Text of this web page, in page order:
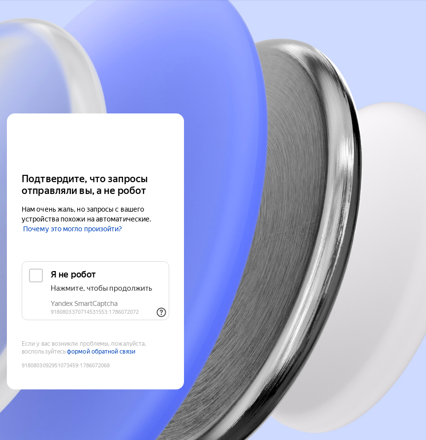
Подтвердите, что запросы
отправляли вы, а не робот
Нам очень жаль, но запросы с вашего
устройства похожи на автоматические.
Почему это могло произойти?
Если у вас возникли проблемы, пожалуйста,
воспользуйтесьформой обратной связи
9180803092951073459:1786072068